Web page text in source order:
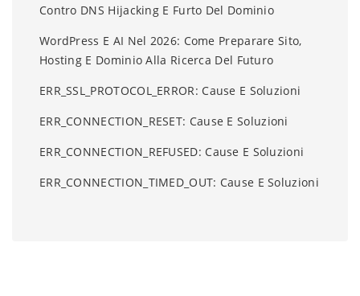
Contro DNS Hijacking E Furto Del Dominio
WordPress E AI Nel 2026: Come Preparare Sito,
Hosting E Dominio Alla Ricerca Del Futuro
ERR_SSL_PROTOCOL_ERROR: Cause E Soluzioni
ERR_CONNECTION_RESET: Cause E Soluzioni
ERR_CONNECTION_REFUSED: Cause E Soluzioni
ERR_CONNECTION_TIMED_OUT: Cause E Soluzioni